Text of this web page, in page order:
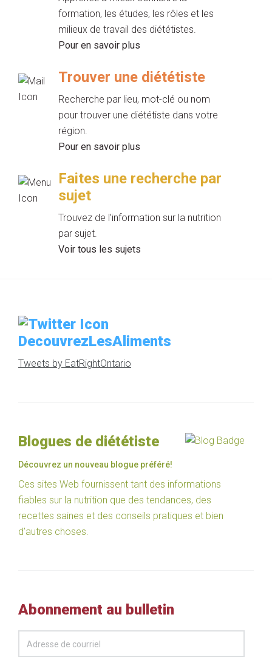
formation, les études, les rôles et les
milieux de travail des diététistes.
Pour en savoir plus
Trouver une diététiste
Recherche par lieu, mot-clé ou nom
pour trouver une diététiste dans votre
région.
Pour en savoir plus
Faites une recherche par
sujet
Trouvez de l’information sur la nutrition
par sujet.
Voir tous les sujets
DecouvrezLesAliments
Tweets by EatRightOntario
Blogues de diététiste
Découvrez un nouveau blogue préféré!
Ces sites Web fournissent tant des informations
fiables sur la nutrition que des tendances, des
recettes saines et des conseils pratiques et bien
d’autres choses.
Abonnement au bulletin